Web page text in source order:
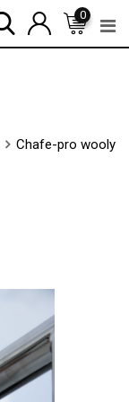
0
Chafe-pro wooly